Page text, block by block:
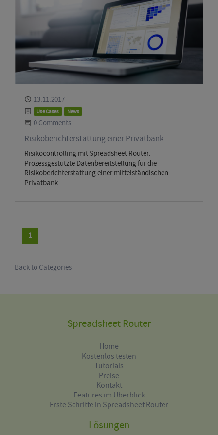
Published
13.11.2017
Categories
Use Cases News
Start the Conversation
0 Comments
Risikoberichterstattung einer Privatbank
Risikocontrolling mit Spreadsheet Router:
Prozessgestützte Datenbereitstellung für die
Risikoberichterstattung einer mittelständischen
Privatbank
1
Back to Categories
Spreadsheet Router
Home
Kostenlos testen
Tutorials
Preise
Kontakt
Features im Überblick
Erste Schritte in Spreadsheet Router
Lösungen